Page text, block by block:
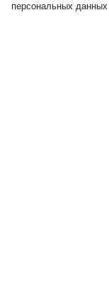
персональных данных